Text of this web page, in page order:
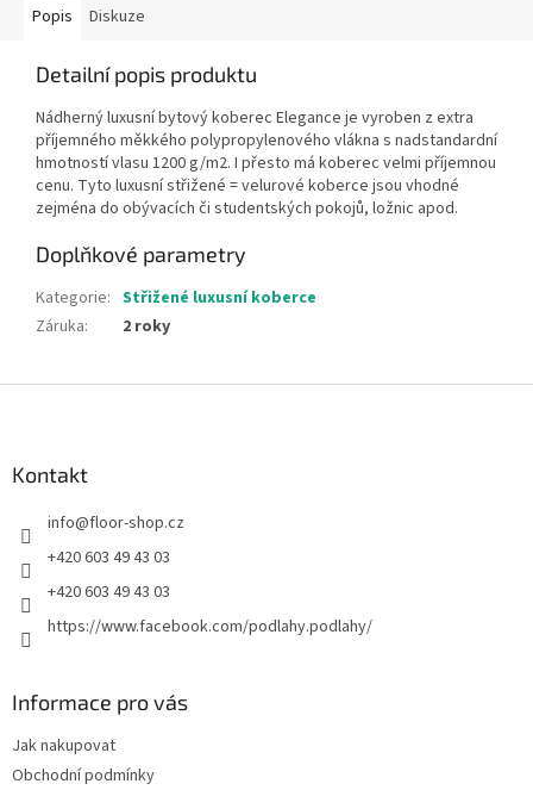
Popis Diskuze
Detailní popis produktu
Nádherný luxusní bytový koberec Elegance je vyroben z extra
příjemného měkkého polypropylenového vlákna s nadstandardní
hmotností vlasu 1200 g/m2. I přesto má koberec velmi příjemnou
cenu. Tyto luxusní střižené = velurové koberce jsou vhodné
zejména do obývacích či studentských pokojů, ložnic apod.
Doplňkové parametry
Kategorie: Střižené luxusní koberce
Záruka: 2 roky
Kontakt
info@floor-shop.cz
+420 603 49 43 03
+420 603 49 43 03
https://www.facebook.com/podlahy.podlahy/
Informace pro vás
Jak nakupovat
Obchodní podmínky